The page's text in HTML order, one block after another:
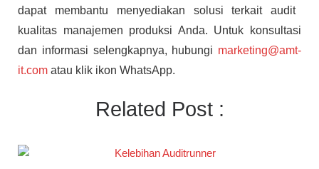
dapat membantu menyediakan solusi terkait audit
kualitas manajemen produksi Anda. Untuk konsultasi
dan informasi selengkapnya, hubungi marketing@amt-
it.com atau klik ikon WhatsApp.
Related Post :